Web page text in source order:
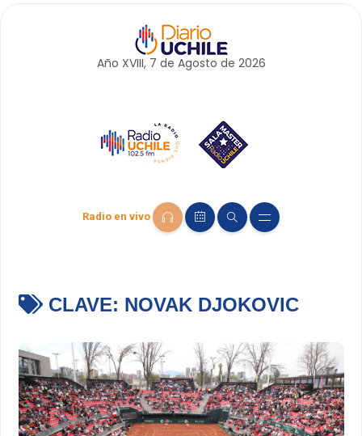
Año XVIII, 7 de Agosto de 2026
Radio en vivo
CLAVE: NOVAK DJOKOVIC